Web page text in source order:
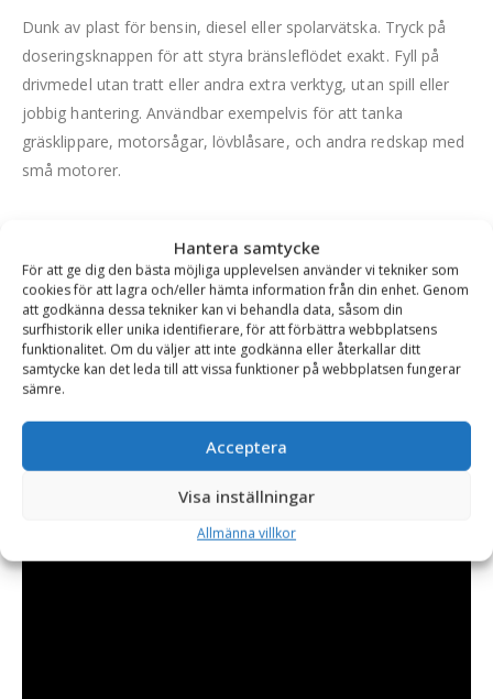
Hantera samtycke
För att ge dig den bästa möjliga upplevelsen använder vi tekniker som
cookies för att lagra och/eller hämta information från din enhet. Genom
att godkänna dessa tekniker kan vi behandla data, såsom din
surfhistorik eller unika identifierare, för att förbättra webbplatsens
funktionalitet. Om du väljer att inte godkänna eller återkallar ditt
samtycke kan det leda till att vissa funktioner på webbplatsen fungerar
sämre.
Acceptera
Visa inställningar
Allmänna villkor
Dunk av plast för bensin, diesel eller spolarvätska. Tryck på
doseringsknappen för att styra bränsleflödet exakt. Fyll på
drivmedel utan tratt eller andra extra verktyg, utan spill eller
jobbig hantering. Användbar exempelvis för att tanka
gräsklippare, motorsågar, lövblåsare, och andra redskap med
små motorer.